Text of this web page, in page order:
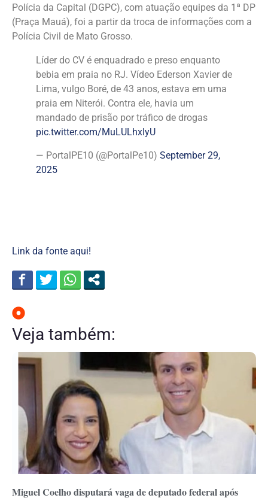
Polícia da Capital (DGPC), com atuação equipes da 1ª DP
(Praça Mauá), foi a partir da troca de informações com a
Polícia Civil de Mato Grosso.
Líder do CV é enquadrado e preso enquanto
bebia em praia no RJ. Vídeo Ederson Xavier de
Lima, vulgo Boré, de 43 anos, estava em uma
praia em Niterói. Contra ele, havia um
mandado de prisão por tráfico de drogas
pic.twitter.com/MuLULhxIyU
— PortalPE10 (@PortalPe10) September 29,
2025
Link da fonte aqui!
Veja também:
Miguel Coelho disputará vaga de deputado federal após